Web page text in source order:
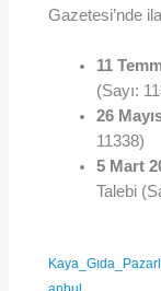
Gazetesi’nde
11
(Sayı:
26
11338)
5 Mart
Talebi